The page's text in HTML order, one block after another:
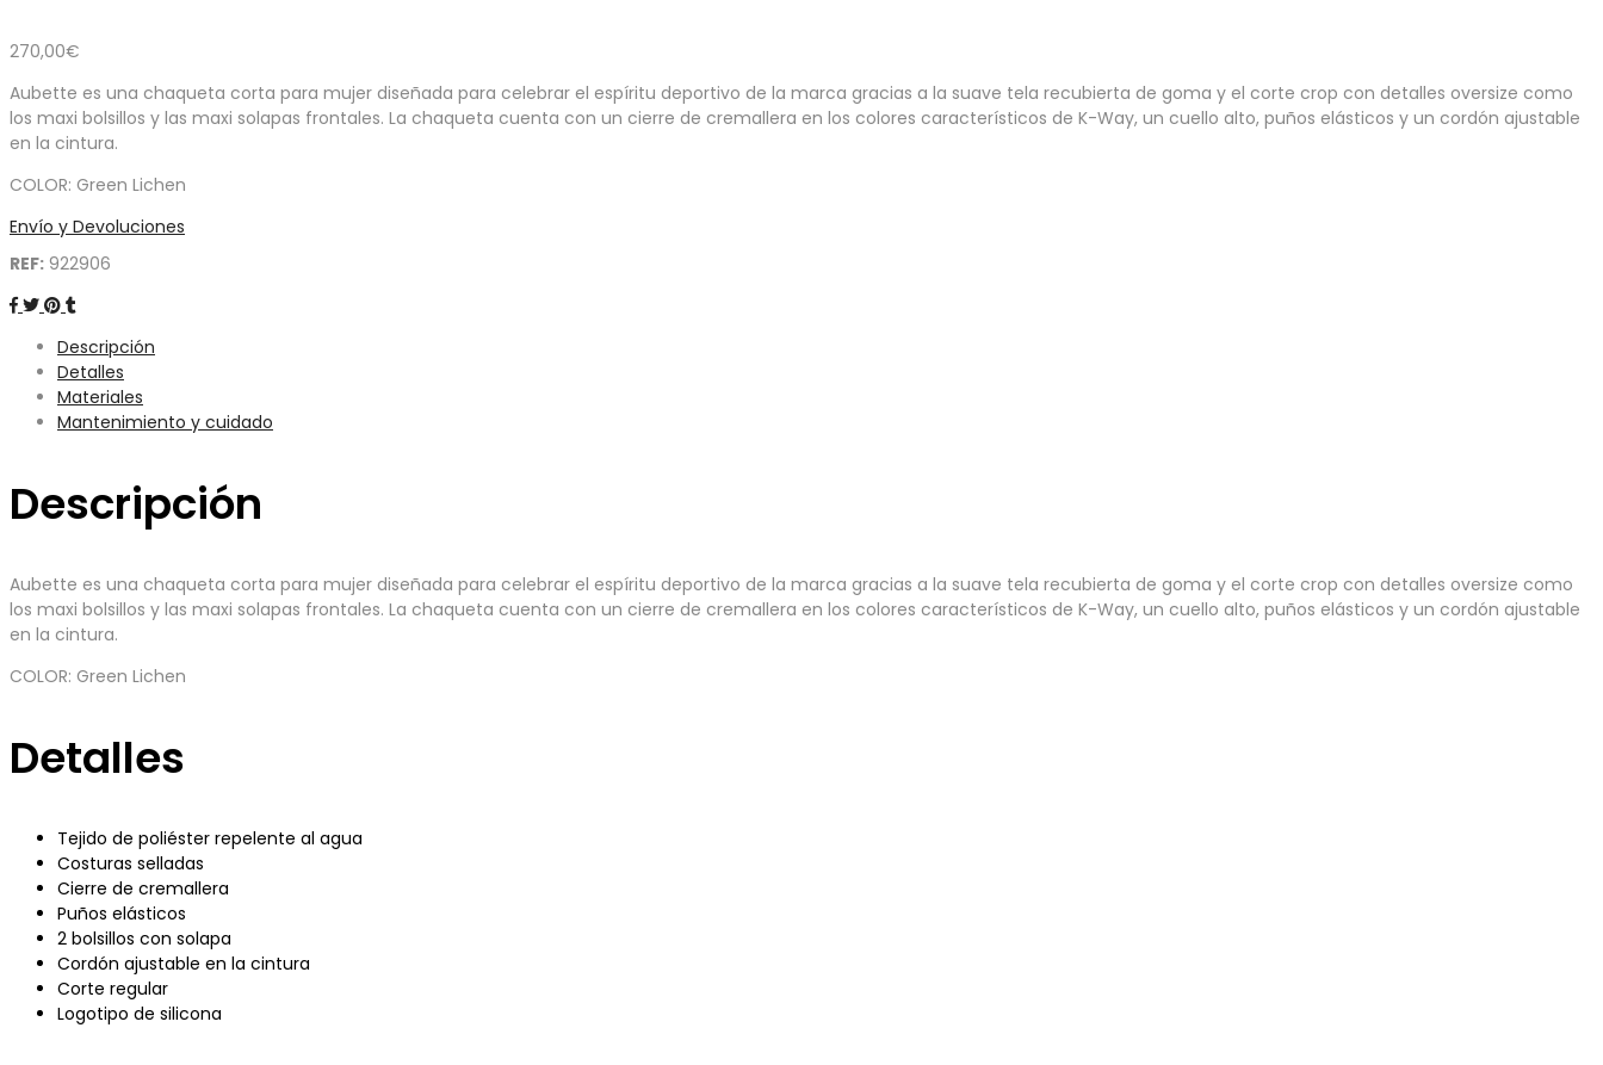
270,00€
Aubette es una chaqueta corta para mujer diseñada para celebrar el espíritu deportivo de la marca gracias a la suave tela recubierta de goma y el corte crop con detalles oversize como
los maxi bolsillos y las maxi solapas frontales. La chaqueta cuenta con un cierre de cremallera en los colores característicos de K-Way, un cuello alto, puños elásticos y un cordón ajustable
en la cintura.
COLOR: Green Lichen
Envío y Devoluciones
REF: 922906
Descripción
Detalles
Materiales
Mantenimiento y cuidado
Descripción
Aubette es una chaqueta corta para mujer diseñada para celebrar el espíritu deportivo de la marca gracias a la suave tela recubierta de goma y el corte crop con detalles oversize como
los maxi bolsillos y las maxi solapas frontales. La chaqueta cuenta con un cierre de cremallera en los colores característicos de K-Way, un cuello alto, puños elásticos y un cordón ajustable
en la cintura.
COLOR: Green Lichen
Detalles
Tejido de poliéster repelente al agua
Costuras selladas
Cierre de cremallera
Puños elásticos
2 bolsillos con solapa
Cordón ajustable en la cintura
Corte regular
Logotipo de silicona